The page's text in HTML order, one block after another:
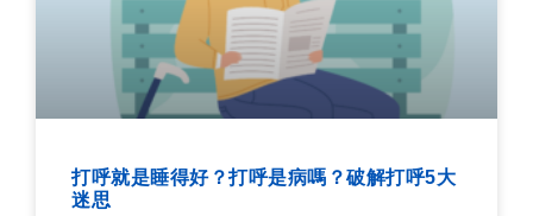
打呼就是睡得好？打呼是病嗎？破解打呼5大
迷思